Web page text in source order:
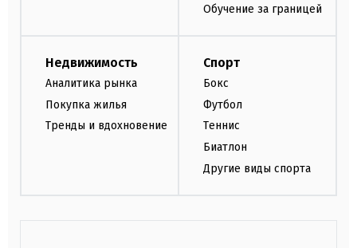
Обучение за границей
Недвижимость
Аналитика рынка
Покупка жилья
Тренды и вдохновение
Спорт
Бокс
Футбол
Теннис
Биатлон
Другие виды спорта